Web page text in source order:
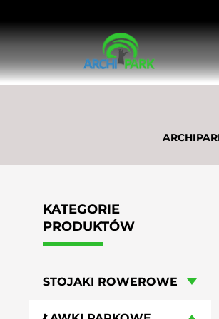
STOJAKI
DONICE MIEJSKIE
OSŁONY
POPIELNICE
MEBLE
KATEGORIE
PRODUKTÓW
STOJAKI ROWEROWE